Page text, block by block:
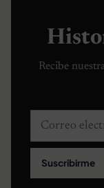
Recibe
Correo
Suscribirme